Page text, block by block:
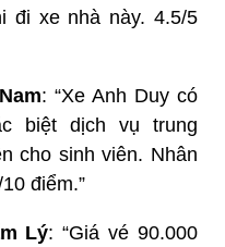
đi xe nhà này. 4.5/5
: “Xe Anh Duy có
biệt dịch vụ trung
cho sinh viên. Nhân
điểm.”
Lý: “Giá vé 90.000